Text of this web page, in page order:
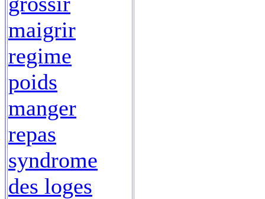
maigrir
regime
poids
manger
repas
syndrome
des loges